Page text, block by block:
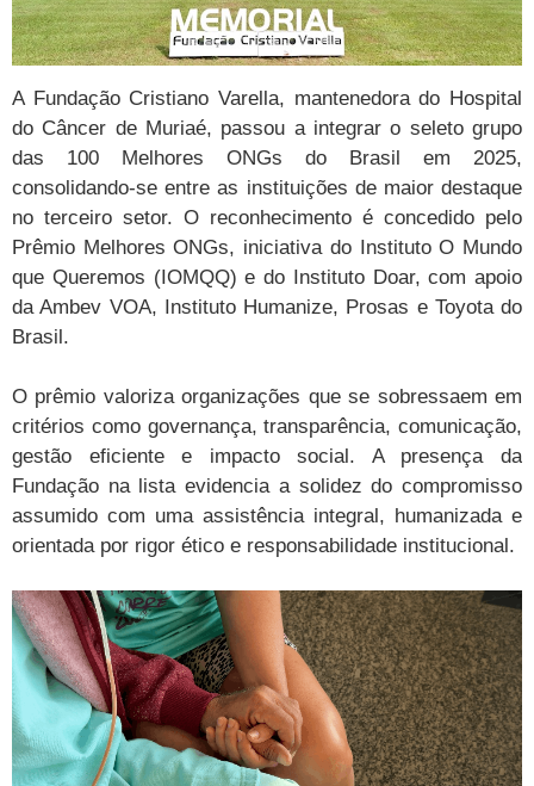
A Fundação Cristiano Varella, mantenedora do Hospital
do Câncer de Muriaé, passou a integrar o seleto grupo
das 100 Melhores ONGs do Brasil em 2025,
consolidando-se entre as instituições de maior destaque
no terceiro setor. O reconhecimento é concedido pelo
Prêmio Melhores ONGs, iniciativa do Instituto O Mundo
que Queremos (IOMQQ) e do Instituto Doar, com apoio
da Ambev VOA, Instituto Humanize, Prosas e Toyota do
Brasil.
O prêmio valoriza organizações que se sobressaem em
critérios como governança, transparência, comunicação,
gestão eficiente e impacto social. A presença da
Fundação na lista evidencia a solidez do compromisso
assumido com uma assistência integral, humanizada e
orientada por rigor ético e responsabilidade institucional.